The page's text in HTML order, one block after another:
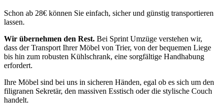
Schon ab 28€ können Sie einfach, sicher und günstig transportieren
lassen.
Wir übernehmen den Rest. Bei Sprint Umzüge verstehen wir,
dass der Transport Ihrer Möbel von Trier, von der bequemen Liege
bis hin zum robusten Kühlschrank, eine sorgfältige Handhabung
erfordert.
Ihre Möbel sind bei uns in sicheren Händen, egal ob es sich um den
filigranen Sekretär, den massiven Esstisch oder die stylische Couch
handelt.